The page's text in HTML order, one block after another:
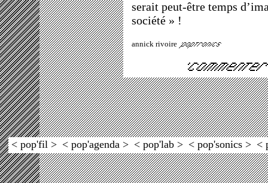
serait peut-être temps
société » !
annick rivoire
< pop'fil > < pop'agenda > < pop'lab > < pop'sonics > <